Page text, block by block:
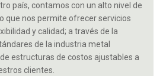
país, contamos con un alto nivel de
que nos permite ofrecer servicios
y calidad; a través de la
de la industria metal
estructuras de costos ajustables a
clientes.